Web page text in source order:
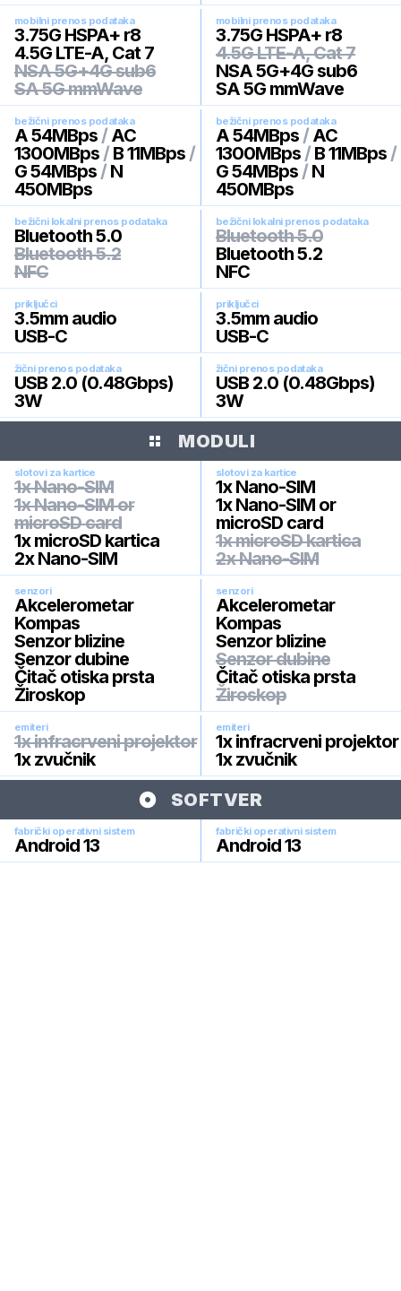
mobilni prenos podataka
3.75G HSPA+ r8
4.5G LTE-A, Cat 7
NSA 5G+4G sub6
SA 5G mmWave
mobilni prenos podataka
3.75G HSPA+ r8
4.5G LTE-A, Cat 7
NSA 5G+4G sub6
SA 5G mmWave
bežični prenos podataka
A 54MBps / AC
1300MBps / B 11MBps /
G 54MBps / N
450MBps
bežični prenos podataka
A 54MBps / AC
1300MBps / B 11MBps /
G 54MBps / N
450MBps
bežični lokalni prenos podataka
Bluetooth 5.0
Bluetooth 5.2
NFC
bežični lokalni prenos podataka
Bluetooth 5.0
Bluetooth 5.2
NFC
priključci
3.5mm audio
USB-C
priključci
3.5mm audio
USB-C
žični prenos podataka
USB 2.0 (0.48Gbps)
3W
žični prenos podataka
USB 2.0 (0.48Gbps)
3W
MODULI
slotovi za kartice
1x Nano-SIM
1x Nano-SIM or
microSD card
1x microSD kartica
2x Nano-SIM
slotovi za kartice
1x Nano-SIM
1x Nano-SIM or
microSD card
1x microSD kartica
2x Nano-SIM
senzori
Akcelerometar
Kompas
Senzor blizine
Senzor dubine
Čitač otiska prsta
Žiroskop
senzori
Akcelerometar
Kompas
Senzor blizine
Senzor dubine
Čitač otiska prsta
Žiroskop
emiteri
1x infracrveni projektor
1x zvučnik
emiteri
1x infracrveni projektor
1x zvučnik
SOFTVER
fabrički operativni sistem
Android 13
fabrički operativni sistem
Android 13